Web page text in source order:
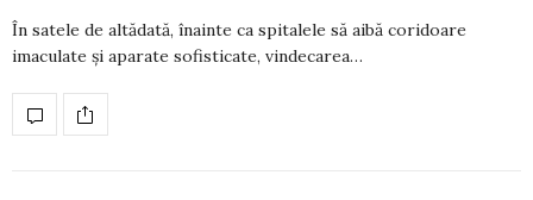
În satele de altădată, înainte ca spitalele să aibă coridoare
imaculate și aparate sofis­ti­cate, vindecarea…